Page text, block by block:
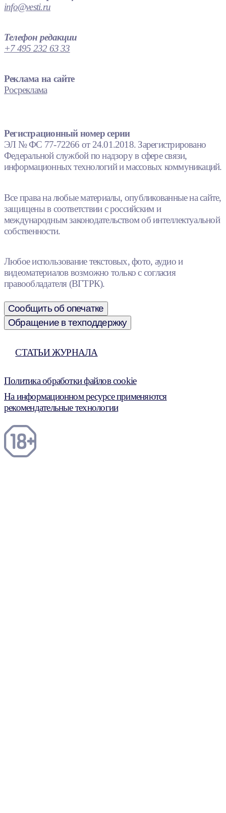
info@vesti.ru
Телефон редакции
+7 495 232 63 33
Реклама на сайте
Росреклама
Регистрационный номер серии
ЭЛ № ФС 77-72266 от 24.01.2018. Зарегистрировано
Федеральной службой по надзору в сфере связи,
информационных технологий и массовых коммуникаций.
Все права на любые материалы, опубликованные на сайте,
защищены в соответствии с российским и
международным законодательством об интеллектуальной
собственности.
Любое использование текстовых, фото, аудио и
видеоматериалов возможно только с согласия
правообладателя (ВГТРК).
Сообщить об опечатке
Обращение в техподдержку
СТАТЬИ ЖУРНАЛА
Политика обработки файлов cookie
На информационном ресурсе применяются
рекомендательные технологии